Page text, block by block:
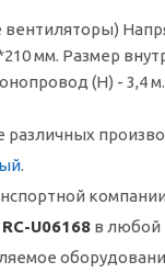
мм. Размер
(Н) - 3,4
.
U06168 в любой